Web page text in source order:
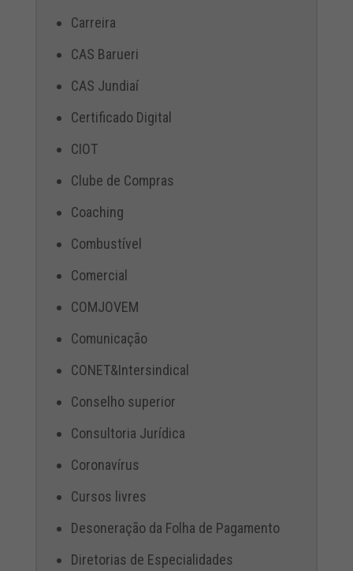
Carreira
CAS Barueri
CAS Jundiaí
Certificado Digital
CIOT
Clube de Compras
Coaching
Combustível
Comercial
COMJOVEM
Comunicação
CONET&Intersindical
Conselho superior
Consultoria Jurídica
Coronavírus
Cursos livres
Desoneração da Folha de Pagamento
Diretorias de Especialidades